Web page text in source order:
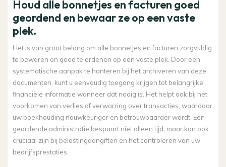
Houd alle bonnetjes en facturen goed
geordend en bewaar ze op een vaste
plek.
Het is van groot belang om alle bonnetjes en facturen zorgvuldig
te bewaren en goed te ordenen op een vaste plek. Door een
systematische aanpak te hanteren bij het archiveren van deze
documenten, kunt u eenvoudig toegang krijgen tot belangrijke
financiële informatie wanneer dat nodig is. Het helpt ook bij het
voorkomen van verlies of verwarring over transacties, waardoor
uw boekhouding nauwkeuriger en betrouwbaarder wordt. Een
geordende administratie bespaart niet alleen tijd, maar kan ook
cruciaal zijn bij belastingaangiften en het controleren van uw
bedrijfsprestaties.